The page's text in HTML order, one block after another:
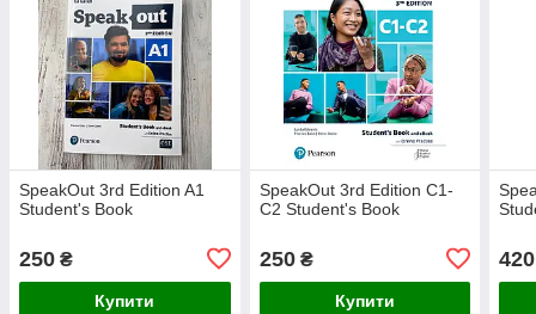
SpeakOut 3rd Edition A1
Student's Book
250 ₴
Купити
SpeakOut 3rd Edition C1-
C2 Student's Book
250₴
Купити
420